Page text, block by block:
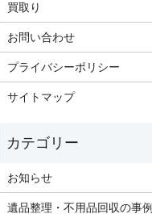
買取り
お問い合わせ
プライバシーポリシー
サイトマップ
お知らせ
遺品整理・不用品回収の事例